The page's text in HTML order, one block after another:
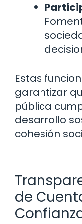
Estas
garantizar
pública
desarrollo
cohesión
de